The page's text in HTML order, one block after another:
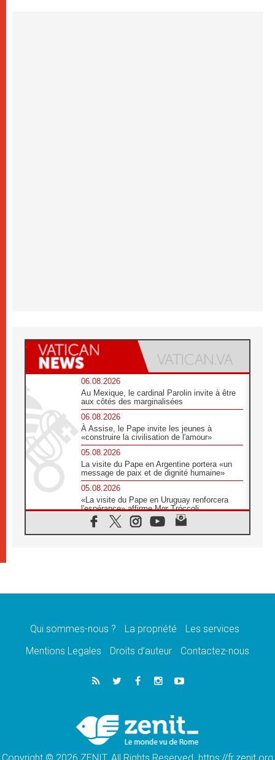
06.08.2026
Au Mexique, le cardinal Parolin invite à être
aux côtés des marginalisées
06.08.2026
À Assise, le Pape invite les jeunes à
«construire la civilisation de l'amour»
05.08.2026
La visite du Pape en Argentine portera «un
message de paix et de dignité humaine»
05.08.2026
«La visite du Pape en Uruguay renforcera
l'espérance» affirme Mgr Tróccoli
05.08.2026
Le nonce en Ukraine: «Il est inquiétant
05.08.2026
Addis-Abeba
Le Pape exprime ses condoléances suite au
05.08.2026
Le Pape attendu en novembre en Uruguay,
Audience générale: la prière est un acte
d'espérance
Qui sommes-nous ? La propriété
Les services
Mentions Legales
Droits d’auteur Contactez-nous